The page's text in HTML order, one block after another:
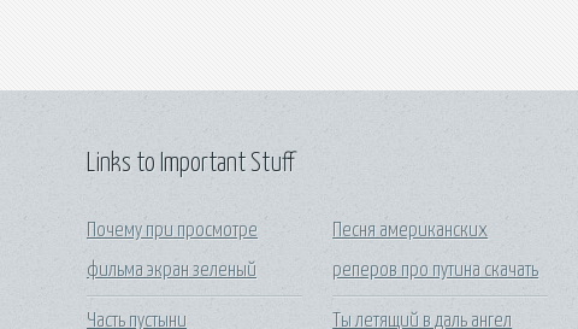
Links to Important Stuff
Почему при просмотре
фильма экран зеленый
Часть пустыни
Песня американских
реперов про путина скачать
Ты летящий в даль ангел